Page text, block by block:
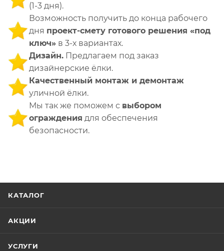
(1-3 дня).
Возможность получить до конца рабочего
дня проект-смету готового решения «под
ключ» в 3-х вариантах.
Дизайн. Предлагаем под заказ
дизайнерские ёлки.
Качественный монтаж и демонтаж
уличной ёлки.
Мы так же поможем с выбором
ограждения для обеспечения
безопасности.
КАТАЛОГ
АКЦИИ
УСЛУГИ